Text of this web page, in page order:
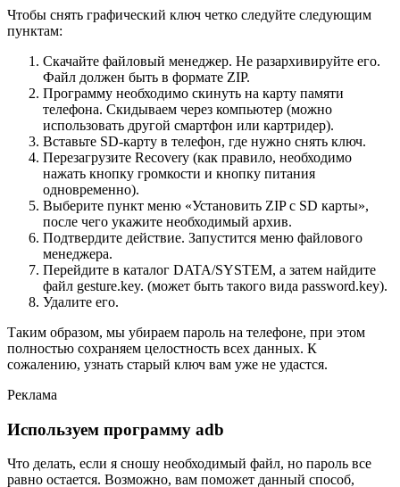
Чтобы снять графический ключ четко следуйте следующим
пунктам:
Скачайте файловый менеджер. Не разархивируйте его.
Файл должен быть в формате ZIP.
Программу необходимо скинуть на карту памяти
телефона. Скидываем через компьютер (можно
использовать другой смартфон или картридер).
Вставьте SD-карту в телефон, где нужно снять ключ.
Перезагрузите Recovery (как правило, необходимо
нажать кнопку громкости и кнопку питания
одновременно).
Выберите пункт меню «Установить ZIP с SD карты»,
после чего укажите необходимый архив.
Подтвердите действие. Запустится меню файлового
менеджера.
Перейдите в каталог DATA/SYSTEM, а затем найдите
файл gesture.key. (может быть такого вида password.key).
Удалите его.
Таким образом, мы убираем пароль на телефоне, при этом
полностью сохраняем целостность всех данных. К
сожалению, узнать старый ключ вам уже не удастся.
Реклама
Используем программу adb
Что делать, если я сношу необходимый файл, но пароль все
равно остается. Возможно, вам поможет данный способ,